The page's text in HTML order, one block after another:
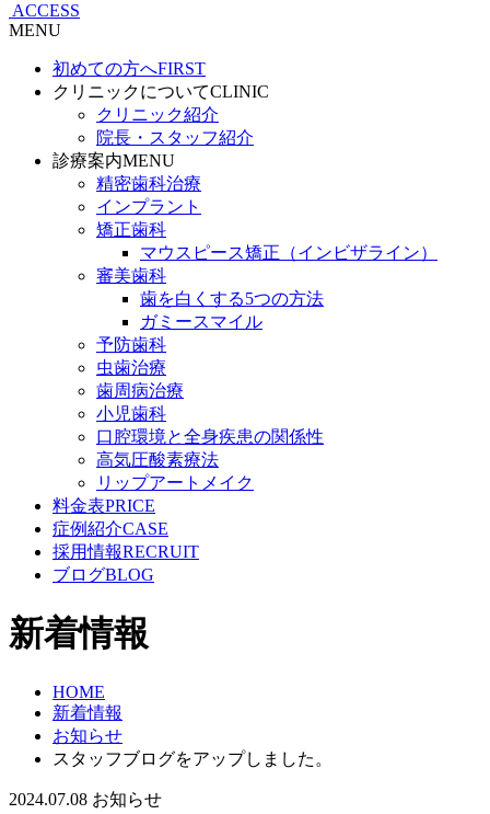
ACCESS
MENU
初めての方へFIRST
クリニックについてCLINIC
クリニック紹介
院長・スタッフ紹介
診療案内MENU
精密歯科治療
インプラント
矯正歯科
マウスピース矯正（インビザライン）
審美歯科
歯を白くする5つの方法
ガミースマイル
予防歯科
虫歯治療
歯周病治療
小児歯科
口腔環境と全身疾患の関係性
高気圧酸素療法
リップアートメイク
料金表PRICE
症例紹介CASE
採用情報RECRUIT
ブログBLOG
新着情報
HOME
新着情報
お知らせ
スタッフブログをアップしました。
2024.07.08 お知らせ